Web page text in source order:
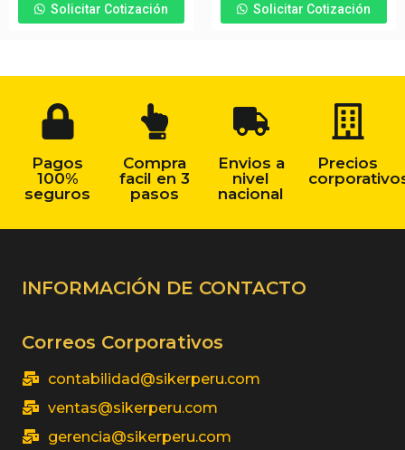
Solicitar Cotización Solicitar Cotización
Pagos
100%
seguros
Compra
facil en 3
pasos
Envios a
nivel
nacional
Precios
INFORMACIÓN DE CONTACTO
Correos Corporativos
contabilidad@sikerperu.com
ventas@sikerperu.com
gerencia@sikerperu.com